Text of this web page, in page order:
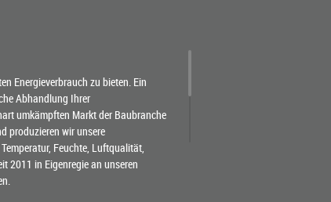
Energieverbrauch zu bieten. Ein
Abhandlung Ihrer
umkämpften Markt der Baubranche
produzieren wir unsere
Feuchte, Luftqualität,
2011 in Eigenregie an unseren